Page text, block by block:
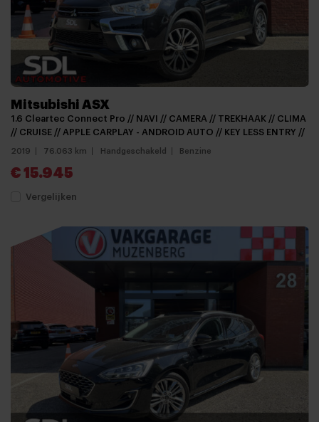
Mitsubishi ASX
1.6 Cleartec Connect Pro // NAVI // CAMERA // TREKHAAK // CLIMA
// CRUISE // APPLE CARPLAY - ANDROID AUTO // KEY LESS ENTRY //
2019 76.063 km Handgeschakeld Benzine
€ 15.945
Vergelijken